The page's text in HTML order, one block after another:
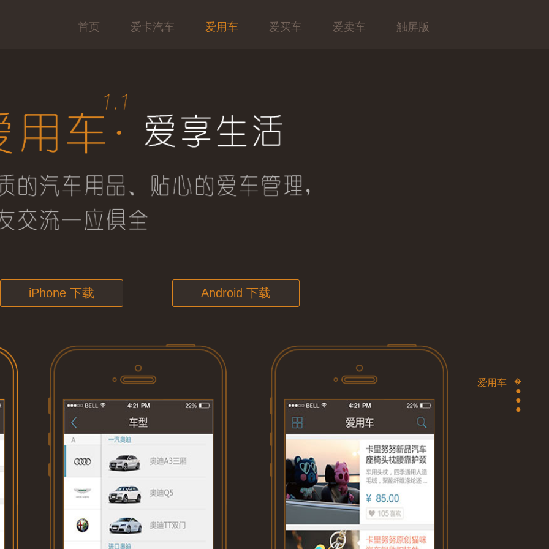
首页 爱卡汽车 爱用车 爱买车 爱卖车 触屏版
iPhone 下载 Android 下载
�
爱用车
●
●
●